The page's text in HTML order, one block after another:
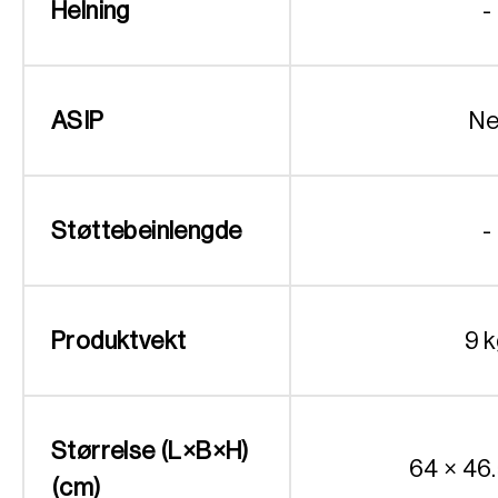
Helning -
ASIP
Støttebeinlengde -
Produktvekt 9
Størrelse (L×B×H)
(cm)
64 ×